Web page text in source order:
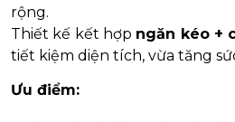
rộng.
Thiết kế kết hợp ngăn kéo +
tiết kiệm diện tích, vừa tăng
Ưu điểm: